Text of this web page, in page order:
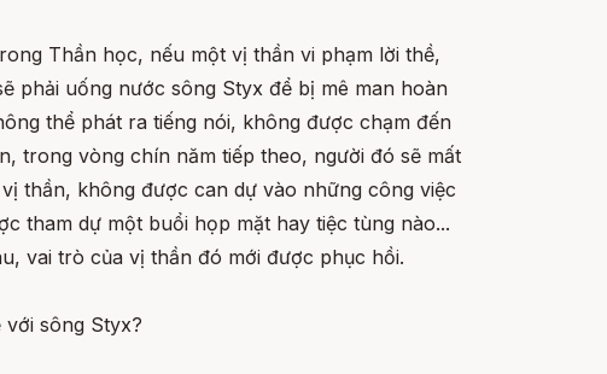
Thần học, nếu một vị thần vi phạm lời thề,
phải uống nước sông Styx để bị mê man hoàn
thể phát ra tiếng nói, không được chạm đến
trong vòng chín năm tiếp theo, người đó sẽ mất
thần, không được can dự vào những công việc
tham dự một buổi họp mặt hay tiệc tùng nào...
vai trò của vị thần đó mới được phục hồi.
sông Styx?